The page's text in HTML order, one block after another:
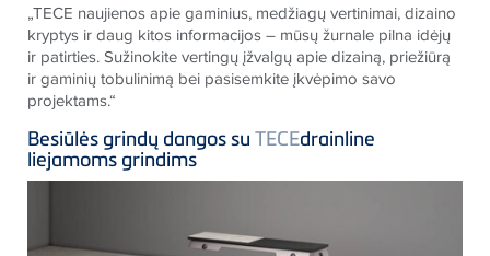
„TECE naujienos apie gaminius, medžiagų vertinimai, dizaino
kryptys ir daug kitos informacijos – mūsų žurnale pilna idėjų
ir patirties. Sužinokite vertingų įžvalgų apie dizainą, priežiūrą
ir gaminių tobulinimą bei pasisemkite įkvėpimo savo
projektams.“
Besiūlės grindų dangos su TECEdrainline
liejamoms grindims